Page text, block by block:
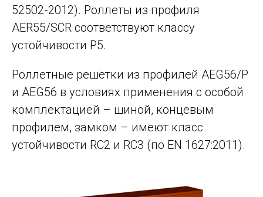
52502-2012). Роллеты из профиля
AER55/SCR соответствуют классу
устойчивости Р5.
Роллетные решётки из профилей AEG56/P
и AEG56 в условиях применения с особой
комплектацией – шиной, концевым
профилем, замком – имеют класс
устойчивости RC2 и RC3 (по EN 1627:2011).